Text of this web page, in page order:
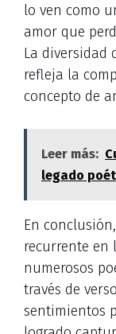
lo ven como
amor que
La diversidad
refleja la
concepto de
Leer más:
legado
En
recurrente en
numerosos
través de
sentimientos